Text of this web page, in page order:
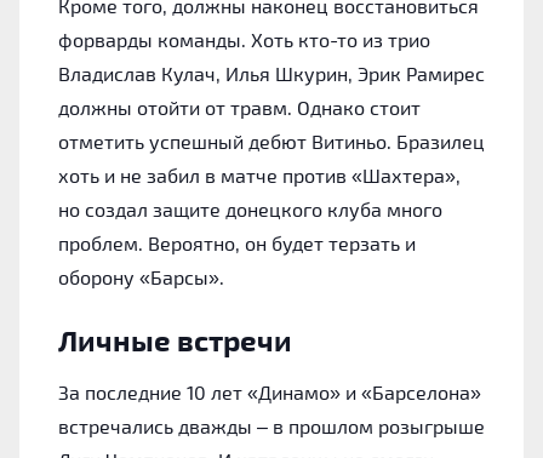
Кроме того, должны наконец восстановиться
форварды команды. Хоть кто-то из трио
Владислав Кулач, Илья Шкурин, Эрик Рамирес
должны отойти от травм. Однако стоит
отметить успешный дебют Витиньо. Бразилец
хоть и не забил в матче против «Шахтера»,
но создал защите донецкого клуба много
проблем. Вероятно, он будет терзать и
оборону «Барсы».
Личные встречи
За последние 10 лет «Динамо» и «Барселона»
встречались дважды – в прошлом розыгрыше